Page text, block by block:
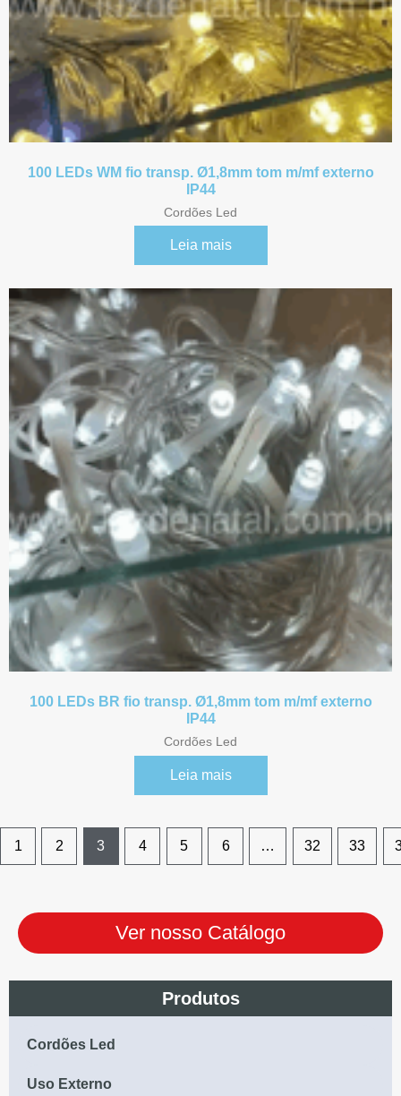
Produtos
Cordões Led
Uso Externo
100 LEDs WM fio transp. Ø1,8mm tom m/mf externo
IP44
Cordões Led
Leia mais
100 LEDs BR fio transp. Ø1,8mm tom m/mf externo
IP44
Cordões Led
Leia mais
1 2 3 4 5 6 … 32 33
Ver nosso Catálogo